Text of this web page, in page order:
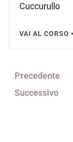
Cuccurullo
VAI AL CORSO
Precedente
Successivo